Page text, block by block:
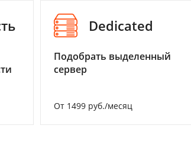
Dedicated
Подобрать выделенный
сервер
От 1499 руб./месяц